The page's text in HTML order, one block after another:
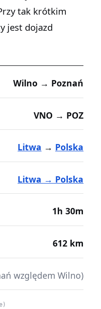
tak krótkim
jest dojazd
Wilno → Poznań
VNO → POZ
Litwa → Polska
Litwa → Polska
1h 30m
612 km
względem Wilno)